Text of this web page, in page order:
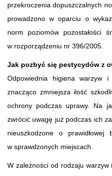
przekroczenia dopuszczalnych
prowadzono w oparciu o
norm poziomów pozostałości
w rozporządzeniu nr 396/2005.
Jak pozbyć się pestycydów z
Odpowiednia higiena warzyw
znacząco zmniejsza ilość
ochrony podczas uprawy. Na
zwrócić uwagę już podczas ich
nieuszkodzone o
w sprawdzonych miejscach.
W zależności od rodzaju